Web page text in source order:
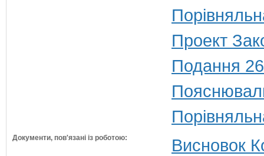
Проект
Подання
Документи, пов'язані із роботою: Висновок